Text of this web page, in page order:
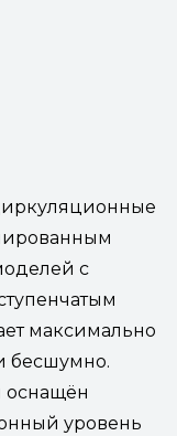
с
максимально
бесшумно.
оснащён
уровень